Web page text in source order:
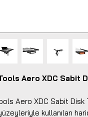
Aero XDC Sabit
Aero XDC Sabit
kullanılan